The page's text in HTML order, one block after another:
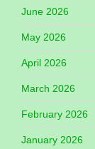
June 2026
May 2026
April 2026
March 2026
February 2026
January 2026